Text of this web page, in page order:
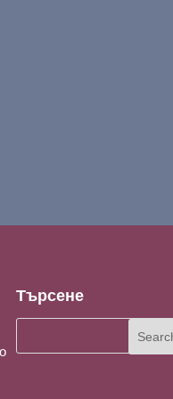
Търсене